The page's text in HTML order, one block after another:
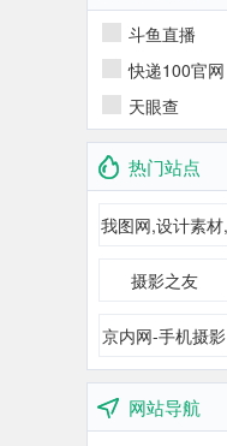
斗鱼直播
快递100官网
天眼查
热门站点
我图网,设计素材,
摄影之友
京内网-手机摄影
第一媒体
网站导航